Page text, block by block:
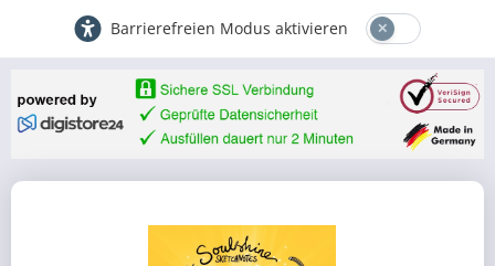
Barrierefreien Modus aktivieren